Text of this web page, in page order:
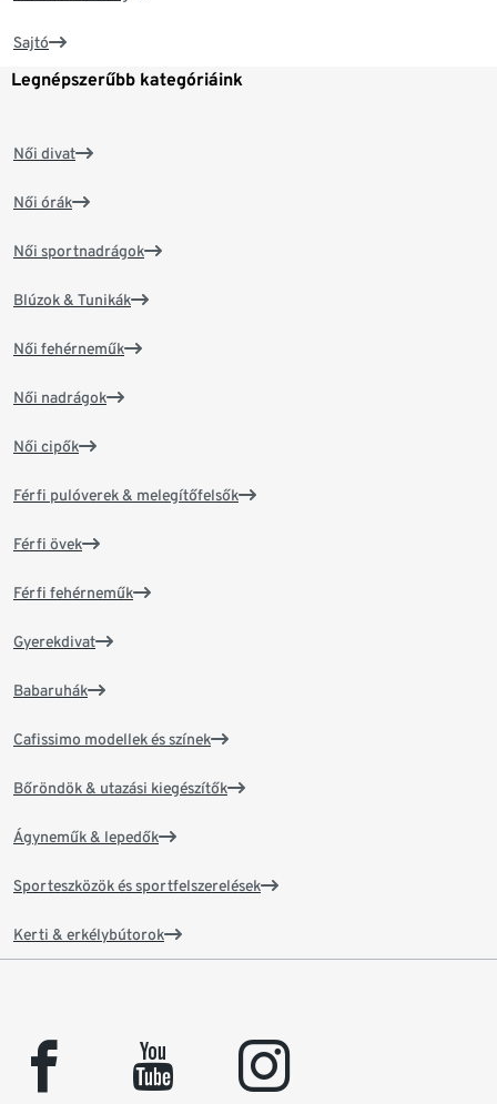
Sajtó
Legnépszerűbb kategóriáink
Női divat
Női órák
Női sportnadrágok
Blúzok & Tunikák
Női fehérneműk
Női nadrágok
Női cipők
Férfi pulóverek & melegítőfelsők
Férfi övek
Férfi fehérneműk
Gyerekdivat
Babaruhák
Cafissimo modellek és színek
Bőröndök & utazási kiegészítők
Ágyneműk & lepedők
Sporteszközök és sportfelszerelések
Kerti & erkélybútorok
facebook youtube instagram